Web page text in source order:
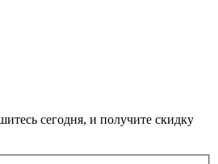
сегодня, и получите скидку